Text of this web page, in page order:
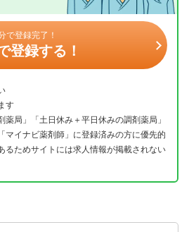
で登録完了！
登録する！
す
薬局」「土日休み＋平日休みの調剤薬局」
マイナビ薬剤師」に登録済みの方に優先的
るためサイトには求人情報が掲載されない